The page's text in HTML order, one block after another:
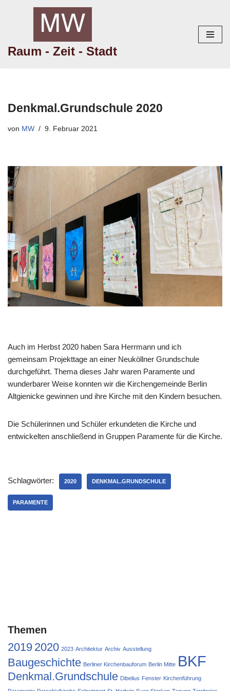
springen
Raum - Zeit - Stadt
Denkmal.Grundschule 2020
von MW 9. Februar 2021
Auch im Herbst 2020 haben Sara Herrmann und ich
gemeinsam Projekttage an einer Neuköllner Grundschule
durchgeführt. Thema dieses Jahr waren Paramente und
wunderbarer Weise konnten wir die Kirchengemeinde Berlin
Altgienicke gewinnen und ihre Kirche mit den Kindern besuchen.
Die Schülerinnen und Schüler erkundeten die Kirche und
entwickelten anschließend in Gruppen Paramente für die Kirche.
Schlagwörter: 2020 DENKMAL.GRUNDSCHULE
PARAMENTE
Themen
2019 2020 2023 Architektur Archiv Ausstellung
Baugeschichte Berliner Kirchenbauforum Berlin Mitte BKF
Denkmal.Grundschule Dibelius Fenster Kirchenführung